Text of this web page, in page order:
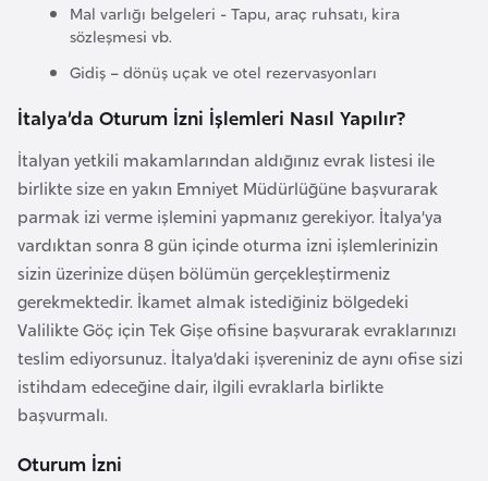
Mal varlığı belgeleri - Tapu, araç ruhsatı, kira
sözleşmesi vb.
Gidiş – dönüş uçak ve otel rezervasyonları
İtalya’da Oturum İzni İşlemleri Nasıl Yapılır?
İtalyan yetkili makamlarından aldığınız evrak listesi ile
birlikte size en yakın Emniyet Müdürlüğüne başvurarak
parmak izi verme işlemini yapmanız gerekiyor. İtalya’ya
vardıktan sonra 8 gün içinde oturma izni işlemlerinizin
sizin üzerinize düşen bölümün gerçekleştirmeniz
gerekmektedir. İkamet almak istediğiniz bölgedeki
Valilikte Göç için Tek Gişe ofisine başvurarak evraklarınızı
teslim ediyorsunuz. İtalya’daki işvereniniz de aynı ofise sizi
istihdam edeceğine dair, ilgili evraklarla birlikte
başvurmalı.
Oturum İzni
e
n
B
a
n
g
l
a
d
e